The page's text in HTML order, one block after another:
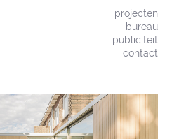
projecten
bureau
publiciteit
contact